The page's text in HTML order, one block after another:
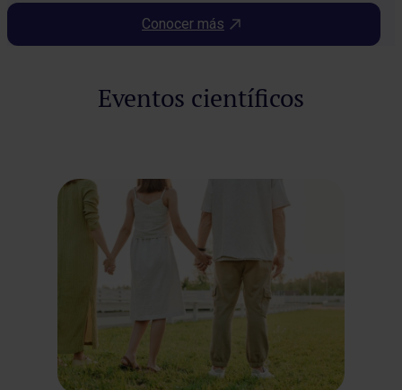
Conocer más
Eventos científicos